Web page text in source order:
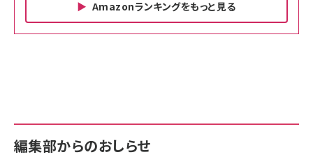
Amazonランキングをもっと見る
￥880
サポート正規品 メーカー保証5年 KLMEA128G
サポート正規品 メーカー保証5年 KLMEA128G
編集部からのおしらせ